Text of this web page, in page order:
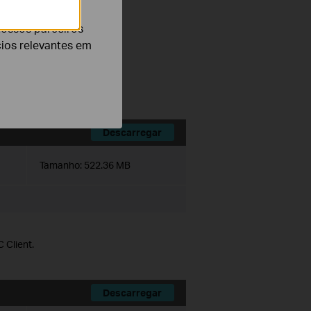
Descarregar
Tamanho: 522.36 MB
Client.
Descarregar
parceiros
relevantes em